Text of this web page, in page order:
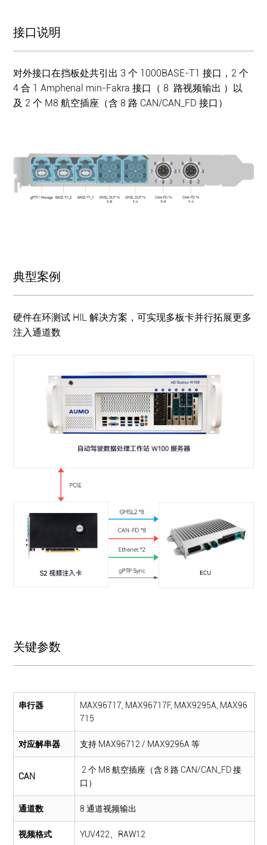
接口说明
对外接口在挡板处共引出 3 个 1000BASE-T1 接口，2 个
4 合 1 Amphenal min-Fakra 接口（ 8 路视频输出 ）以
及 2 个 M8 航空插座（含 8 路 CAN/CAN_FD 接口）
典型案例
硬件在环测试 HIL 解决方案，可实现多板卡并行拓展更多
注入通道数
关键参数
串行器
MAX96717, MAX96717F, MAX9295A, MAX96
715
对应解串器 支持 MAX96712 / MAX9296A 等
CAN
2 个 M8 航空插座（含 8 路 CAN/CAN_FD 接
口）
通道数 8 通道视频输出
视频格式 YUV422、RAW12